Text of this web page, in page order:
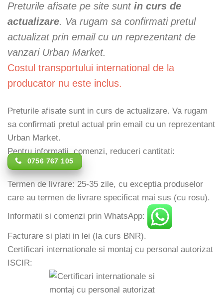
Preturile afisate pe site sunt in curs de
actualizare. Va rugam sa confirmati pretul
actualizat prin email cu un reprezentant de
vanzari Urban Market.
Costul transportului international de la
producator nu este inclus.
Preturile afisate sunt in curs de actualizare. Va rugam
sa confirmati pretul actual prin email cu un reprezentant
Urban Market.
Pentru informatii, comenzi, reduceri cantitati:
0756 767 105
Termen de livrare: 25-35 zile, cu exceptia produselor
care au termen de livrare specificat mai sus (cu rosu).
Informatii si comenzi prin WhatsApp:
Facturare si plati in lei (la curs BNR).
Certificari internationale si montaj cu personal autorizat
ISCIR: